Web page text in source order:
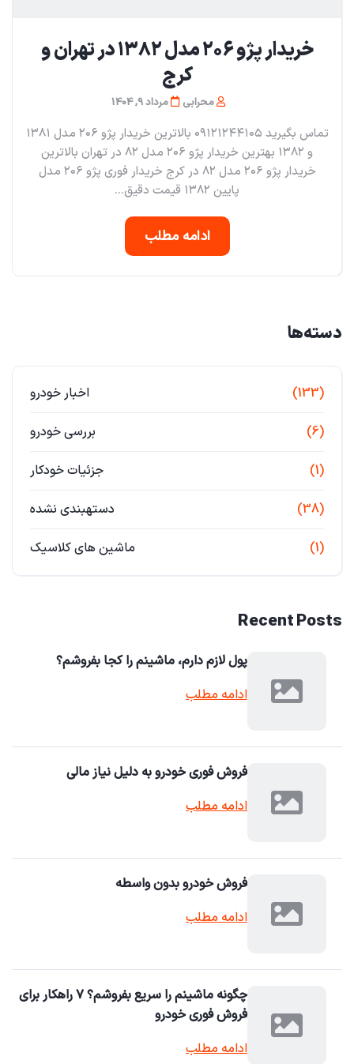
خریدار پژو ۲۰۶ مدل ۱۳۸۲ در تهران و
کرج
محرابی مرداد 9, 1404
تماس بگیرید ۰۹۱۲۱۲۴۴۱۰۵ بالاترین خریدار پژو ۲۰۶ مدل ۱۳۸۱
و ۱۳۸۲ بهترین خریدار پژو ۲۰۶ مدل ۸۲ در تهران بالاترین
خریدار پژو ۲۰۶ مدل ۸۲ در کرج خریدار فوری پژو ۲۰۶ مدل
پایین ۱۳۸۲ قیمت دقیق...
ادامه مطلب
دسته‌ها
اخبار خودرو (133)
بررسی خودرو (6)
جزئیات خودکار (1)
دستهبندی نشده (38)
ماشین های کلاسیک (1)
Recent Posts
پول لازم دارم، ماشینم را کجا بفروشم؟
ادامه مطلب
فروش فوری خودرو به دلیل نیاز مالی
ادامه مطلب
فروش خودرو بدون واسطه
ادامه مطلب
چگونه ماشینم را سریع بفروشم؟ ۷ راهکار برای
فروش فوری خودرو
ادامه مطلب